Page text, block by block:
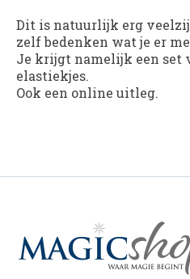
Dit is natuurlijk erg
zelf bedenken wat je er
Je krijgt namelijk een set
elastiekjes.
Ook een online uitleg.